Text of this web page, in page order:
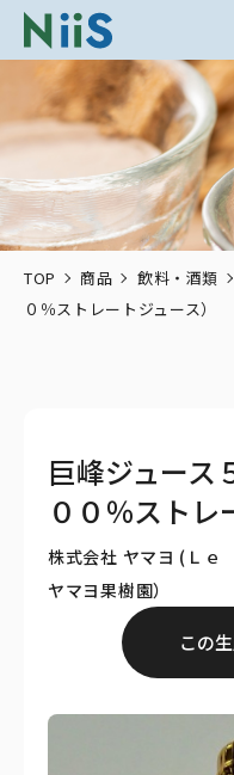
TOP 商品 飲料・酒類
０％ストレートジュース）
巨峰ジュース
００％ストレ
株式会社 ヤマヨ (Ｌ
ヤマヨ果樹園）
この